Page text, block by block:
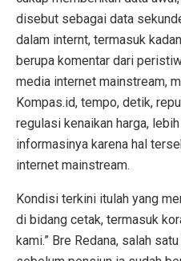
disebut sebagai data
dalam internt, termasuk
berupa komentar dari
media internet mainstream,
Kompas.id, tempo, detik,
regulasi kenaikan harga,
informasinya karena hal
internet mainstream.
Kondisi terkini itulah yang
di bidang cetak, termasuk
kami.” Bre Redana, salah